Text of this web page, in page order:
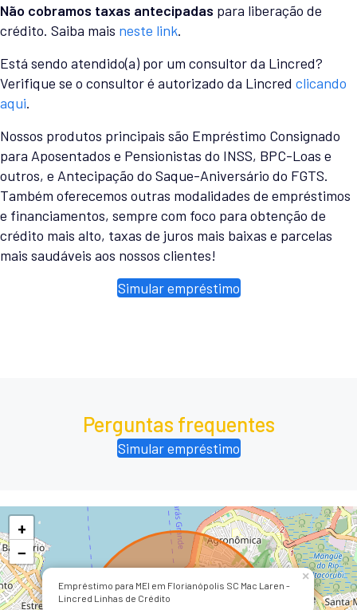
Não cobramos taxas antecipadas para liberação de
crédito. Saiba mais neste link.
Está sendo atendido(a) por um consultor da Lincred?
Verifique se o consultor é autorizado da Lincred clicando
aqui.
Nossos produtos principais são Empréstimo Consignado
para Aposentados e Pensionistas do INSS, BPC-Loas e
outros, e Antecipação do Saque-Aniversário do FGTS.
Também oferecemos outras modalidades de empréstimos
e financiamentos, sempre com foco para obtenção de
crédito mais alto, taxas de juros mais baixas e parcelas
mais saudáveis aos nossos clientes!
Simular empréstimo
Perguntas frequentes
Simular empréstimo
Empréstimo para MEI em Florianópolis SC Mac Laren -
Lincred Linhas de Crédito
×
+
−